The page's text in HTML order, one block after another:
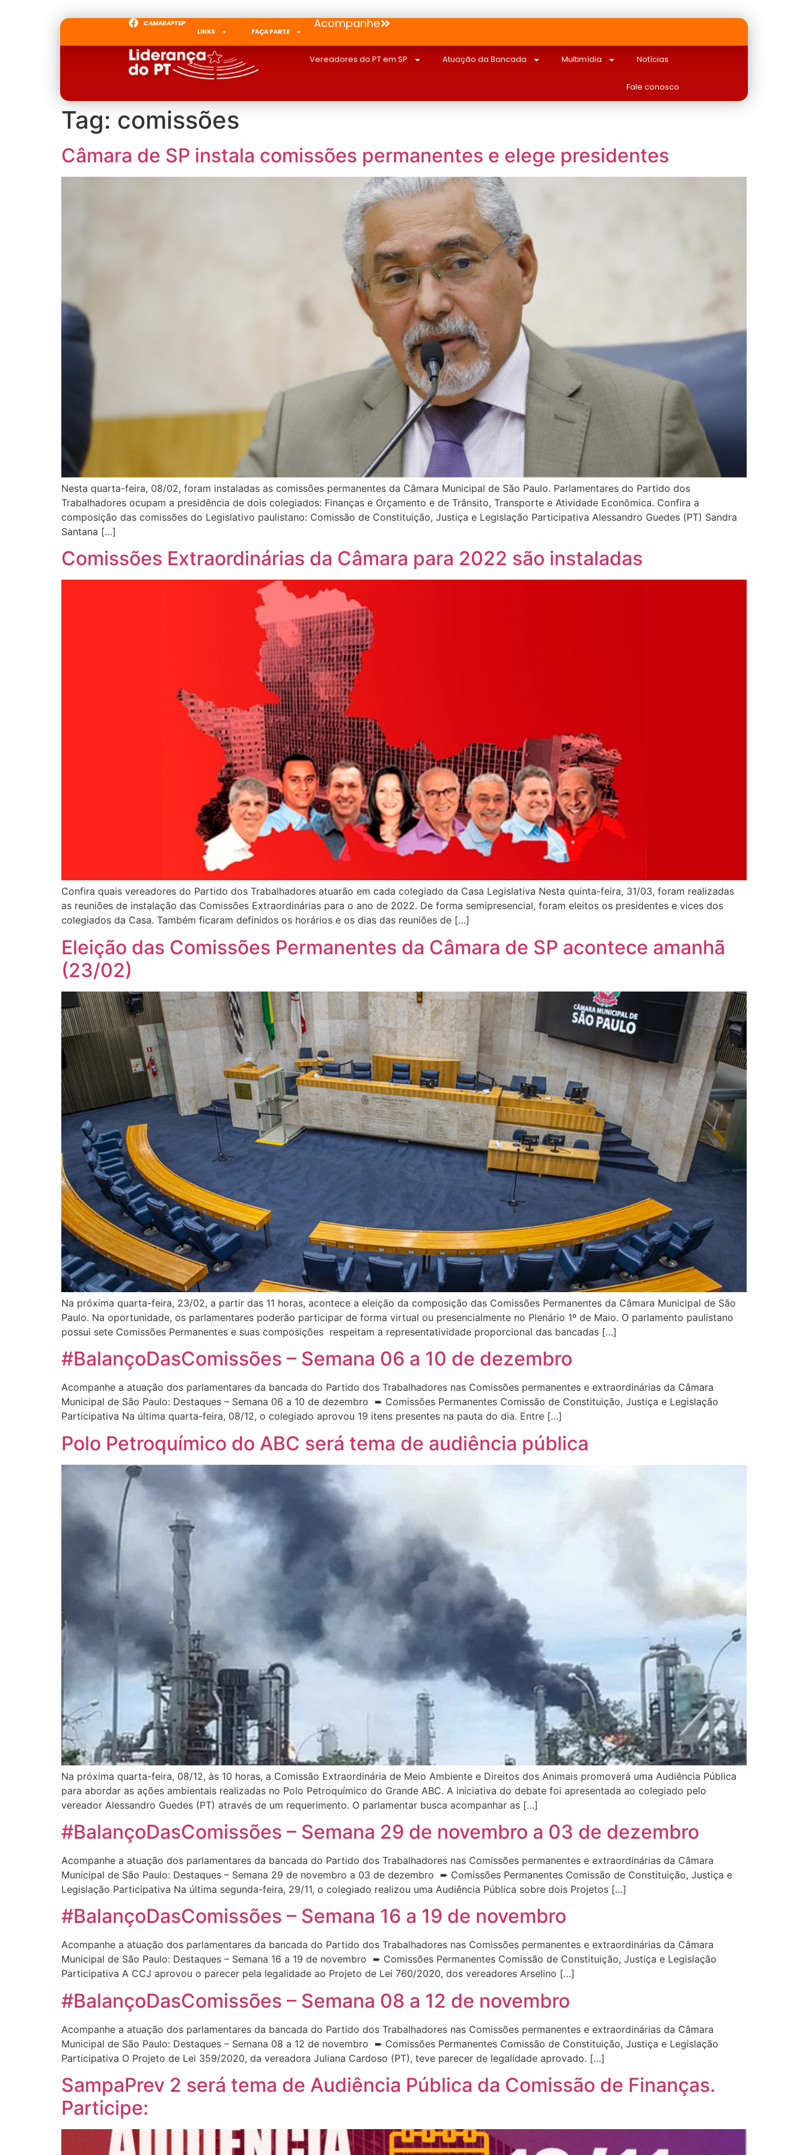
CAMARAPTSP
LINKS
FAÇA PARTE
Acompanhe
Vereadores do PT em SP Atuação da Bancada Multimídia Notícias
Fale conosco
Tag: comissões
Câmara de SP instala comissões permanentes e elege presidentes
Nesta quarta-feira, 08/02, foram instaladas as comissões permanentes da Câmara Municipal de São Paulo. Parlamentares do Partido dos
Trabalhadores ocupam a presidência de dois colegiados: Finanças e Orçamento e de Trânsito, Transporte e Atividade Econômica. Confira a
composição das comissões do Legislativo paulistano: Comissão de Constituição, Justiça e Legislação Participativa Alessandro Guedes (PT) Sandra
Santana […]
Comissões Extraordinárias da Câmara para 2022 são instaladas
Confira quais vereadores do Partido dos Trabalhadores atuarão em cada colegiado da Casa Legislativa Nesta quinta-feira, 31/03, foram realizadas
as reuniões de instalação das Comissões Extraordinárias para o ano de 2022. De forma semipresencial, foram eleitos os presidentes e vices dos
colegiados da Casa. Também ficaram definidos os horários e os dias das reuniões de […]
Eleição das Comissões Permanentes da Câmara de SP acontece amanhã
(23/02)
Na próxima quarta-feira, 23/02, a partir das 11 horas, acontece a eleição da composição das Comissões Permanentes da Câmara Municipal de São
Paulo. Na oportunidade, os parlamentares poderão participar de forma virtual ou presencialmente no Plenário 1º de Maio. O parlamento paulistano
possui sete Comissões Permanentes e suas composições respeitam a representatividade proporcional das bancadas […]
#BalançoDasComissões – Semana 06 a 10 de dezembro
Acompanhe a atuação dos parlamentares da bancada do Partido dos Trabalhadores nas Comissões permanentes e extraordinárias da Câmara
Municipal de São Paulo: Destaques – Semana 06 a 10 de dezembro ➨ Comissões Permanentes Comissão de Constituição, Justiça e Legislação
Participativa Na última quarta-feira, 08/12, o colegiado aprovou 19 itens presentes na pauta do dia. Entre […]
Polo Petroquímico do ABC será tema de audiência pública
Na próxima quarta-feira, 08/12, às 10 horas, a Comissão Extraordinária de Meio Ambiente e Direitos dos Animais promoverá uma Audiência Pública
para abordar as ações ambientais realizadas no Polo Petroquímico do Grande ABC. A iniciativa do debate foi apresentada ao colegiado pelo
vereador Alessandro Guedes (PT) através de um requerimento. O parlamentar busca acompanhar as […]
#BalançoDasComissões – Semana 29 de novembro a 03 de dezembro
Acompanhe a atuação dos parlamentares da bancada do Partido dos Trabalhadores nas Comissões permanentes e extraordinárias da Câmara
Municipal de São Paulo: Destaques – Semana 29 de novembro a 03 de dezembro ➨ Comissões Permanentes Comissão de Constituição, Justiça e
Legislação Participativa Na última segunda-feira, 29/11, o colegiado realizou uma Audiência Pública sobre dois Projetos […]
#BalançoDasComissões – Semana 16 a 19 de novembro
Acompanhe a atuação dos parlamentares da bancada do Partido dos Trabalhadores nas Comissões permanentes e extraordinárias da Câmara
Municipal de São Paulo: Destaques – Semana 16 a 19 de novembro ➨ Comissões Permanentes Comissão de Constituição, Justiça e Legislação
Participativa A CCJ aprovou o parecer pela legalidade ao Projeto de Lei 760/2020, dos vereadores Arselino […]
#BalançoDasComissões – Semana 08 a 12 de novembro
Acompanhe a atuação dos parlamentares da bancada do Partido dos Trabalhadores nas Comissões permanentes e extraordinárias da Câmara
Municipal de São Paulo: Destaques – Semana 08 a 12 de novembro ➨ Comissões Permanentes Comissão de Constituição, Justiça e Legislação
Participativa O Projeto de Lei 359/2020, da vereadora Juliana Cardoso (PT), teve parecer de legalidade aprovado. […]
SampaPrev 2 será tema de Audiência Pública da Comissão de Finanças.
Participe: